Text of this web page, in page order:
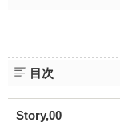
目次
Story,00